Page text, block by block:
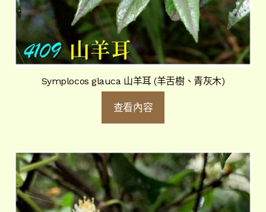
Symplocos glauca 山羊耳 (羊舌樹、青灰木)
查看內容